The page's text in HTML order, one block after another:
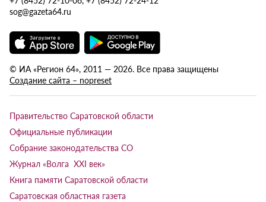
sog@gazeta64.ru
© ИА «Регион 64», 2011 — 2026. Все права защищены
Создание сайта – nopreset
Правительство Саратовской области
Официальные публикации
Собрание законодательства СО
Журнал «Волга XXI век»
Книга памяти Саратовской области
Саратовская областная газета